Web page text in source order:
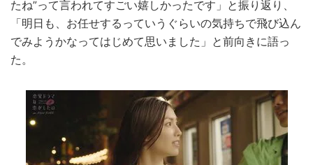
たね”って言われてすごい嬉しかったです」と振り返り、
「明日も、お任せするっていうぐらいの気持ちで飛び込ん
でみようかなってはじめて思いました」と前向きに語っ
た。